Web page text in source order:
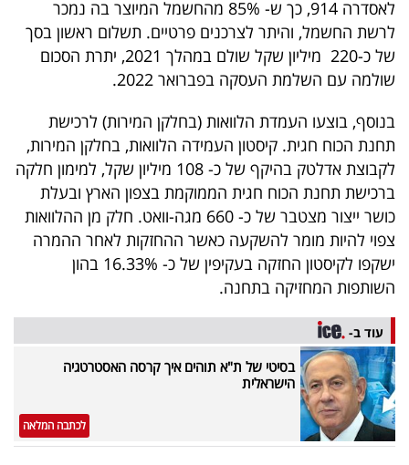
לאסדרה 914, כך ש- 85% מהחשמל המיוצר בה נמכר
לרשת החשמל, והיתר לצרכנים פרטיים. תשלום ראשון בסך
של כ-220 מיליון שקל שולם במהלך 2021, יתרת הסכום
שולמה עם השלמת העסקה בפברואר 2022.
בנוסף, בוצעו העמדת הלוואות (בחלקן המירות) לרכישת
תחנת הכוח חגית. קיסטון העמידה הלוואות, בחלקן המירות,
לקבוצת אדלטק בהיקף של כ- 108 מיליון שקל, למימון חלקה
ברכישת תחנת הכוח חגית הממוקמת בצפון הארץ ובעלת
כושר ייצור מצטבר של כ- 660 מגה-וואט. חלק מן ההלוואות
צפוי להיות מומר להשקעה כאשר ההחזקות לאחר ההמרה
ישקפו לקיסטון החזקה בעקיפין של כ- 16.33% בהון
השותפות המחזיקה בתחנה.
עוד ב-
בסיטי של ת"א תוהים איך קרסה האסטרטגיה
הישראלית
לכתבה המלאה